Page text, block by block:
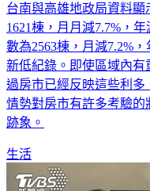
台南與高雄地政局資料
1621棟，月月減7.7%，
數為2563棟，月減7.2%
新低紀錄。即使區域內
過房市已經反映這些利
情勢對房市有許多考驗
跡象。
生活